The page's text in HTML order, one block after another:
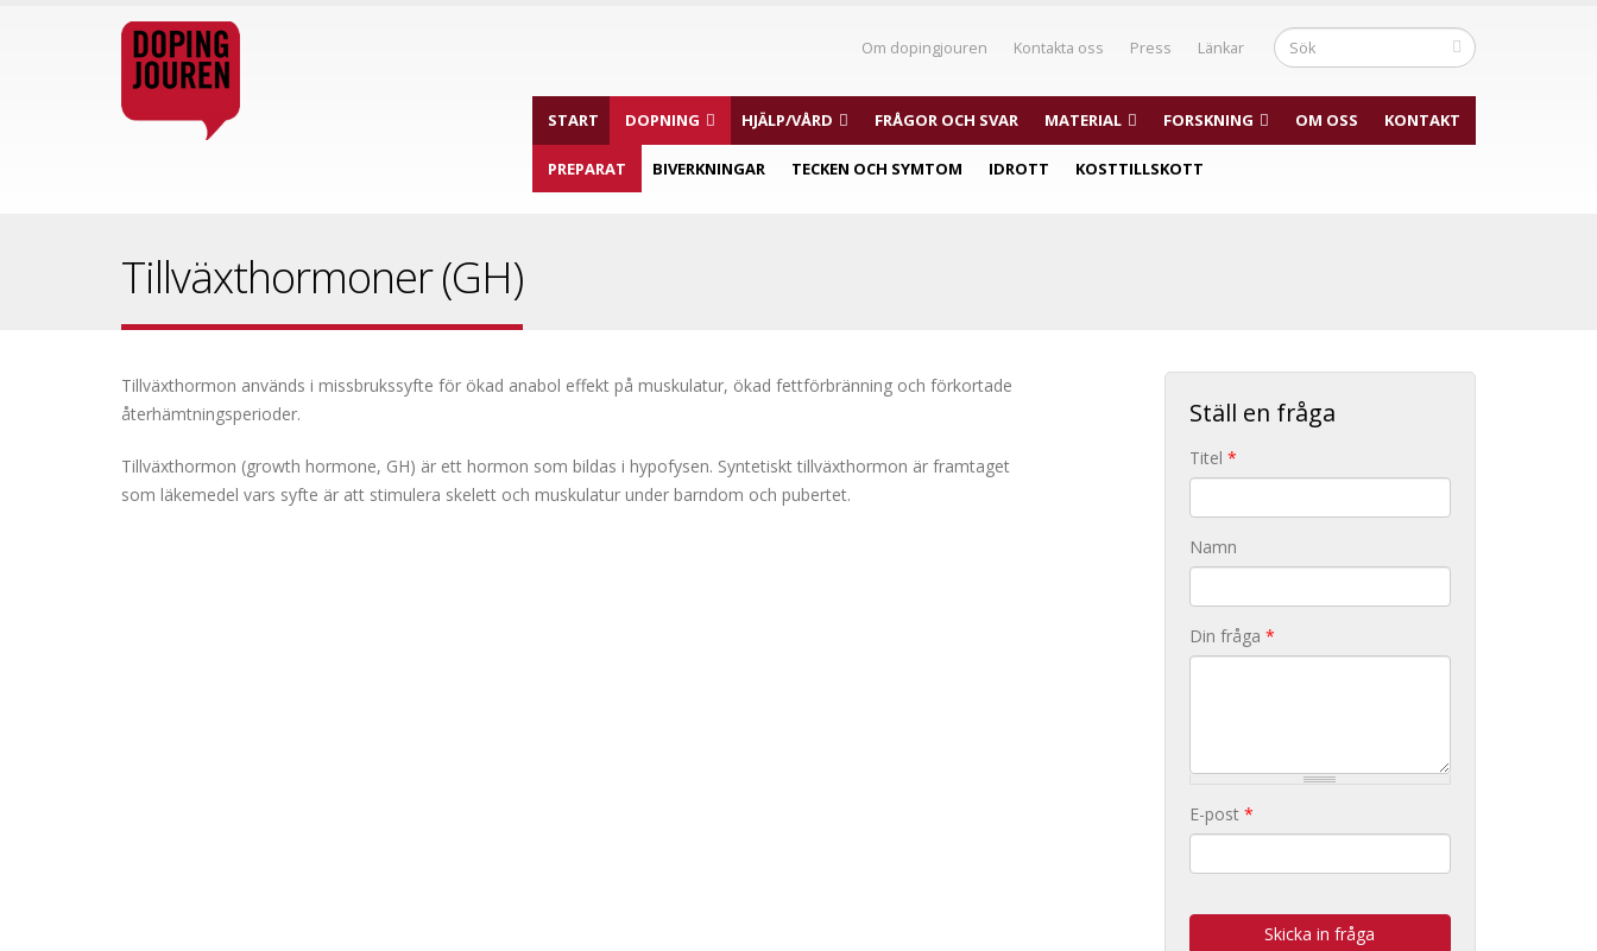
Om dopingjouren Kontakta oss Press Länkar
START DOPNING HJÄLP/VÅRD FRÅGOR OCH SVAR MATERIAL FORSKNING OM OSS KONTAKT
PREPARAT BIVERKNINGAR TECKEN OCH SYMTOM IDROTT KOSTTILLSKOTT
Tillväxthormoner (GH)
Tillväxthormon används i missbrukssyfte för ökad anabol effekt på muskulatur, ökad fettförbränning och förkortade
återhämtningsperioder.
Tillväxthormon (growth hormone, GH) är ett hormon som bildas i hypofysen. Syntetiskt tillväxthormon är framtaget
som läkemedel vars syfte är att stimulera skelett och muskulatur under barndom och pubertet.
Ställ en fråga
Titel *
Namn
Din fråga *
E-post *